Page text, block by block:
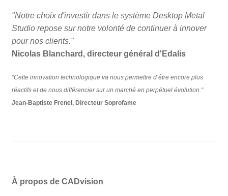
"Notre choix d'investir dans le système Desktop Metal
Studio repose sur notre volonté de continuer à innover
pour nos clients."
Nicolas Blanchard, directeur général d'Edalis
"Cette innovation technologique va nous permettre d’être encore plus
réactifs et de nous différencier sur un marché en perpétuel évolution."
Jean-Baptiste Frenel, Directeur Soprofame
À propos de CADvision